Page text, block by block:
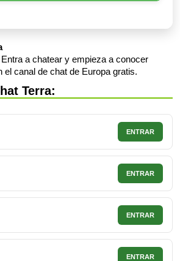
a chatear y empieza a conocer
el canal de chat de Europa gratis.
Terra:
ENTRAR
ENTRAR
ENTRAR
ENTRAR